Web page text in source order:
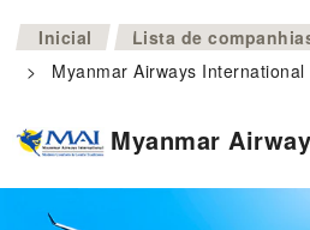
Inicial
Lista de
>
Myanmar Airways International
Myanmar